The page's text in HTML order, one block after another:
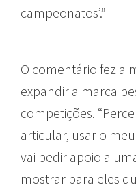
campeonatos’.”
O comentário fez a
expandir a marca
competições.
articular, usar o
vai pedir apoio a
mostrar para eles